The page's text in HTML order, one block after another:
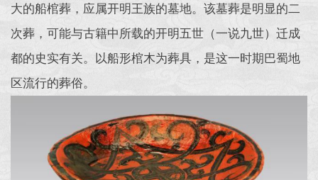
大的船棺葬，应属开明王族的墓地。该墓葬是明显的二
次葬，可能与古籍中所载的开明五世（一说九世）迁成
都的史实有关。以船形棺木为葬具，是这一时期巴蜀地
区流行的葬俗。